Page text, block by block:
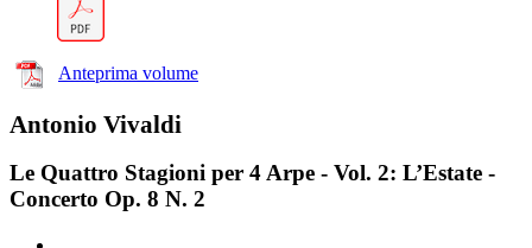
Anteprima volume
Antonio Vivaldi
Le Quattro Stagioni per 4 Arpe - Vol. 2: L’Estate -
Concerto Op. 8 N. 2